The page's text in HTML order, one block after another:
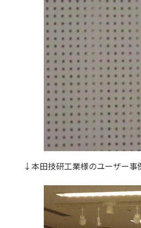
↓本田技研工業様のユーザー事